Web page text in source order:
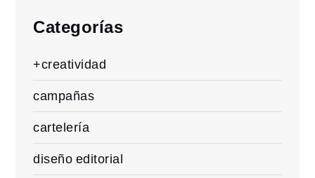
Categorías
+creatividad
campañas
cartelería
diseño editorial